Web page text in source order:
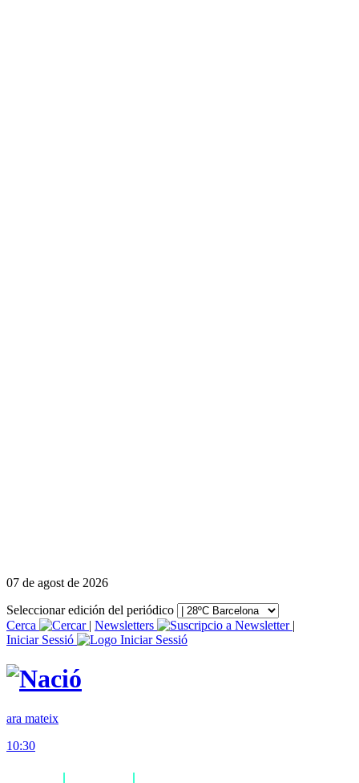
07 de agost de 2026
Seleccionar edición del periódico
Cerca
| Newsletters
|
Iniciar Sessió
ara mateix
10:30